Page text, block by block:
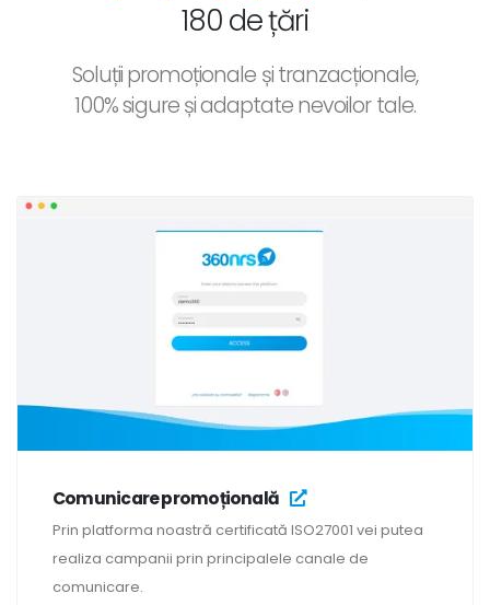
180 de țări
Soluții promoționale și tranzacționale,
100% sigure și adaptate nevoilor tale.
Comunicare promoțională
Prin platforma noastră certificată ISO27001 vei putea
realiza campanii prin principalele canale de
comunicare.